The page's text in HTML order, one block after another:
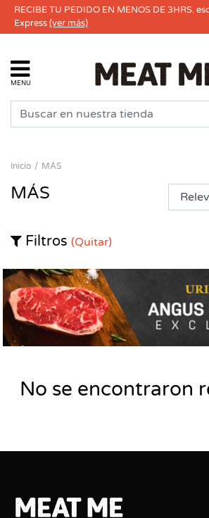
RECIBE TU PEDIDO EN MENOS DE 3HRS.
Express(ver más)
MENU
Inicio MÁS
MÁS
Filtros (Quitar)
No se encontraron